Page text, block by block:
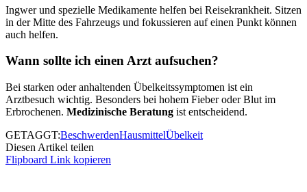
Ingwer und spezielle Medikamente helfen bei Reisekrankheit. Sitzen
in der Mitte des Fahrzeugs und fokussieren auf einen Punkt können
auch helfen.
Wann sollte ich einen Arzt aufsuchen?
Bei starken oder anhaltenden Übelkeitssymptomen ist ein
Arztbesuch wichtig. Besonders bei hohem Fieber oder Blut im
Erbrochenen. Medizinische Beratung ist entscheidend.
GETAGGT:BeschwerdenHausmittelÜbelkeit
Diesen Artikel teilen
Flipboard Link kopieren